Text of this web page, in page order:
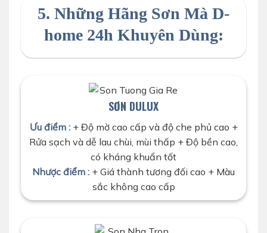
5. Những Hãng Sơn Mà D-
home 24h Khuyên Dùng:
SƠN DULUX
Ưu điểm :+ Độ mờ cao cấp và độ che phủ cao +
Rửa sạch và dễ lau chùi, mùi thấp + Độ bền cao,
có kháng khuẩn tốt
Nhược điểm : + Giá thành tương đối cao + Màu
sắc không cao cấp